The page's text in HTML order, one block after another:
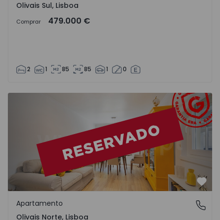
Olivais Sul, Lisboa
Comprar 479.000 €
2 1 85 85 1 0
Apartamento T1 Lisboa, Olivais Norte - 1555902 - 8
Olivais Norte, Lisboa
Apartamento
Olivais Norte, Lisboa